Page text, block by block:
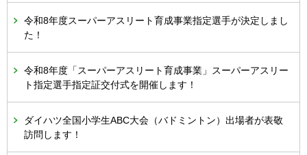
令和8年度スーパーアスリート育成事業指定選手が決定しまし
た！
令和8年度「スーパーアスリート育成事業」スーパーアスリー
ト指定選手指定証交付式を開催します！
ダイハツ全国小学生ABC大会（バドミントン）出場者が表敬
訪問します！